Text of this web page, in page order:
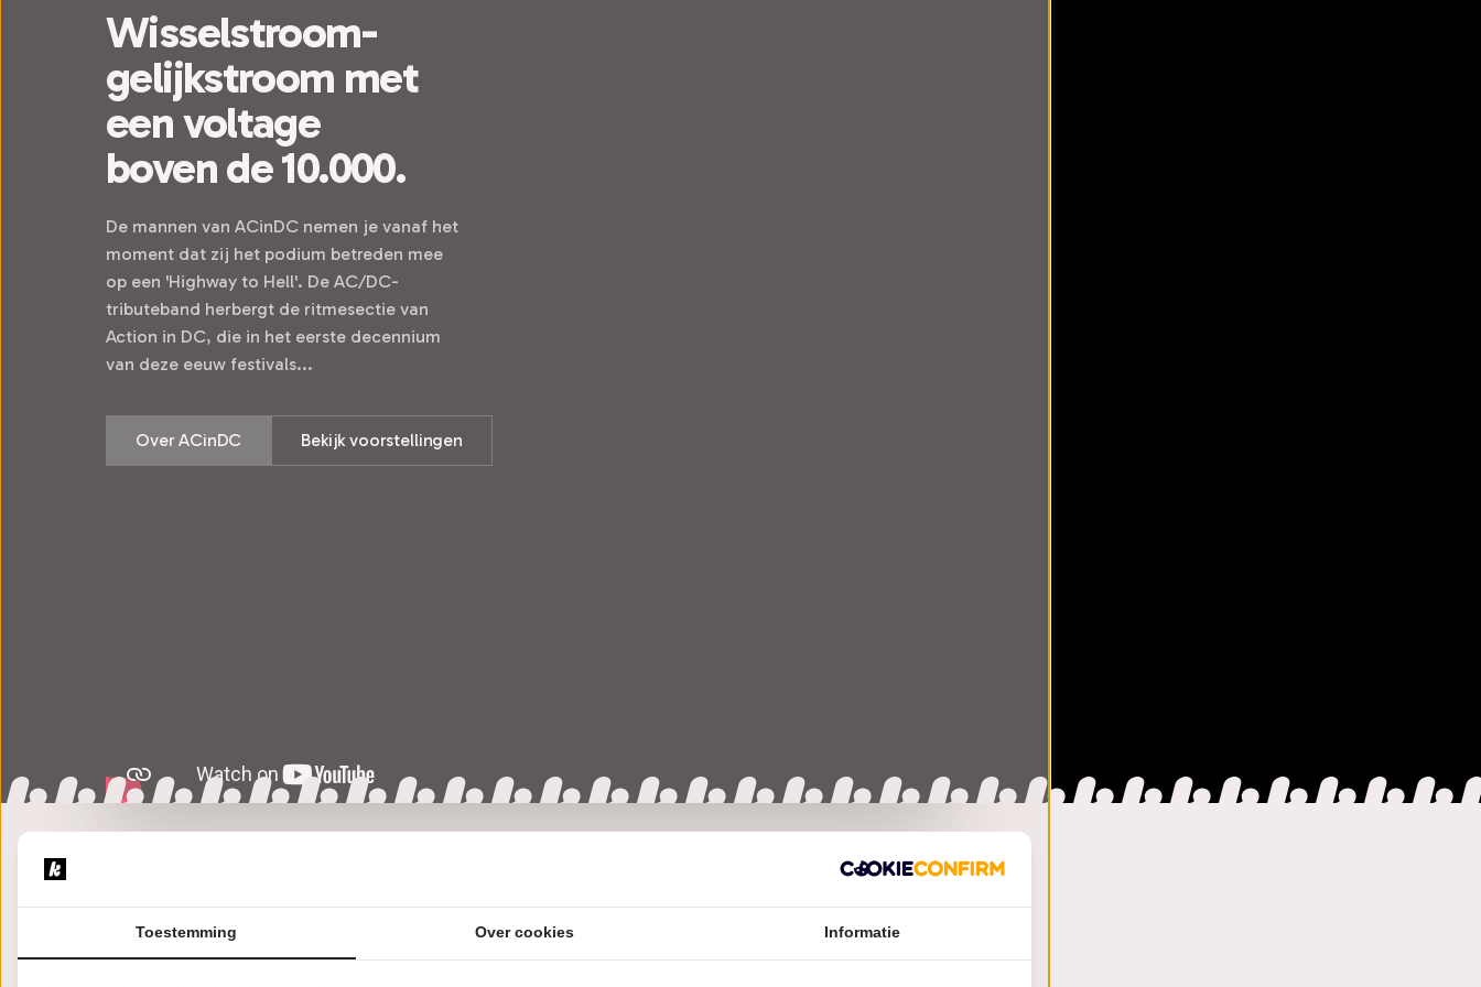
Wisselstroom-
gelijkstroom met
een voltage
boven de 10.000.
De mannen van ACinDC nemen je vanaf het
moment dat zij het podium betreden mee
op een 'Highway to Hell'. De AC/DC-
tributeband herbergt de ritmesectie van
Action in DC, die in het eerste decennium
van deze eeuw festivals...
Over ACinDC Bekijk voorstellingen
Over ACinDC
Toestemming Over cookies Informatie